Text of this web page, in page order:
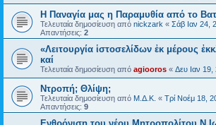
Η Παναγία μας η Παραμυθία από το
Τελευταία δημοσίευση από nickzark « Σάβ Ιαν 24,
Απαντήσεις: 2
«Λειτουργία ἱστοσελίδων ἐκ μέρους
καί
Τελευταία δημοσίευση από agiooros « Δευ Ιαν
Ντροπή; Θλίψη;
Τελευταία δημοσίευση από Μ.Δ.Κ. « Τρί Νοέμ 18,
Απαντήσεις: 9